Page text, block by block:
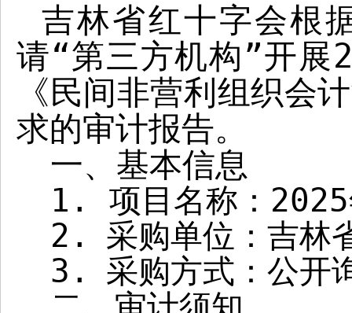
吉林省红十字会根
请“第三方机构”开展
《民间非营利组织会
求的审计报告。
一、基本信息
1.项目名称： 2025
2.
采购单位：吉林
3.
采购方式：公开